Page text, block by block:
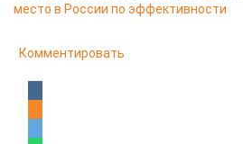
место в России по эффективности
Комментировать